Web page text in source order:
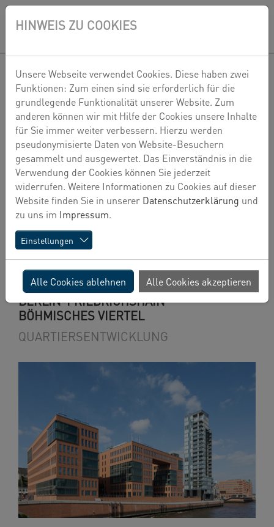
Zum Hauptinhalt springen
Skip to page footer
QUARTIERSENTWICKLUNG
BERLIN-FRIEDRICHSHAIN
BÖHMISCHES VIERTEL
QUARTIERSENTWICKLUNG
HINWEIS ZU COOKIES
Unsere Webseite verwendet Cookies. Diese haben zwei
Funktionen: Zum einen sind sie erforderlich für die
grundlegende Funktionalität unserer Website. Zum
anderen können wir mit Hilfe der Cookies unsere Inhalte
für Sie immer weiter verbessern. Hierzu werden
pseudonymisierte Daten von Website-Besuchern
gesammelt und ausgewertet. Das Einverständnis in die
Verwendung der Cookies können Sie jederzeit
widerrufen. Weitere Informationen zu Cookies auf dieser
Website finden Sie in unserer Datenschutzerklärung und
zu uns im Impressum.
Einstellungen
Alle Cookies ablehnen Alle Cookies akzeptieren